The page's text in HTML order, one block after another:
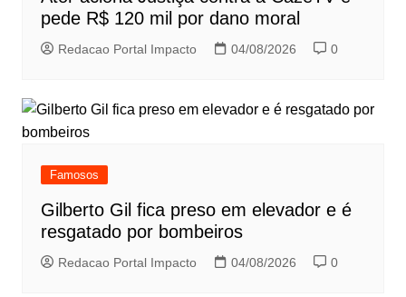
pede R$ 120 mil por dano moral
Redacao Portal Impacto 04/08/2026 0
Famosos
Gilberto Gil fica preso em elevador e é
resgatado por bombeiros
Redacao Portal Impacto 04/08/2026 0